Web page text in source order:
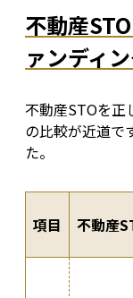
不動産
ァンディ
不動産STOを正
の比較が近道で
た。
項目 不動産